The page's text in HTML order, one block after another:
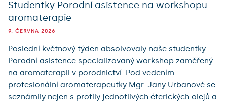
Studentky Porodní asistence na workshopu
aromaterapie
9. ČERVNA 2026
Poslední květnový týden absolvovaly naše studentky
Porodní asistence specializovaný workshop zaměřený
na aromaterapii v porodnictví. Pod vedením
profesionální aromaterapeutky Mgr. Jany Urbanové se
seznámily nejen s profily jednotlivých éterických olejů a